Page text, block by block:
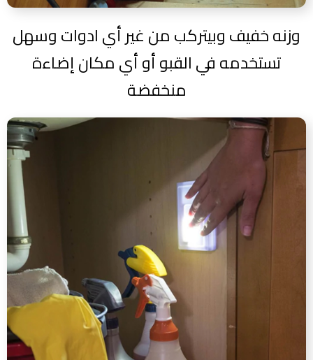
وزنه خفيف وبيتركب من غير أي ادوات وسهل
تستخدمه في القبو أو أي مكان إضاءة
منخفضة